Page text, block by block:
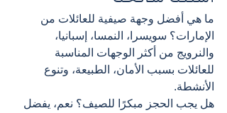
ما هي أفضل وجهة صيفية للعائلات من
الإمارات؟ سويسرا، النمسا، إسبانيا،
والنرويج من أكثر الوجهات المناسبة
للعائلات بسبب الأمان، الطبيعة، وتنوع
الأنشطة.
هل يجب الحجز مبكرًا للصيف؟ نعم، يفضل